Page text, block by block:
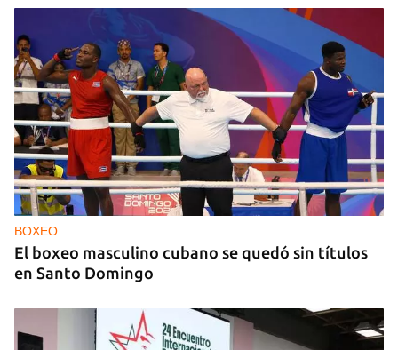
NICARAGUA
EE UU propone a la OEA convocar a los
cancilleres para "tomar medidas" contra las
decisiones de Ortega
BOXEO
El boxeo masculino cubano se quedó sin títulos
en Santo Domingo